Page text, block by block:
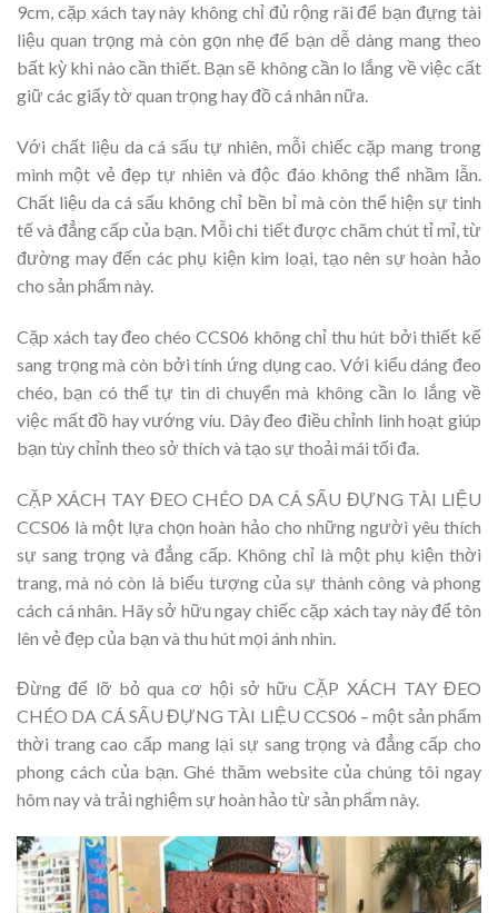
9cm, cặp xách tay này không chỉ đủ rộng rãi để bạn đựng tài
liệu quan trọng mà còn gọn nhẹ để bạn dễ dàng mang theo
bất kỳ khi nào cần thiết. Bạn sẽ không cần lo lắng về việc cất
giữ các giấy tờ quan trọng hay đồ cá nhân nữa.
Với chất liệu da cá sấu tự nhiên, mỗi chiếc cặp mang trong
mình một vẻ đẹp tự nhiên và độc đáo không thể nhầm lẫn.
Chất liệu da cá sấu không chỉ bền bỉ mà còn thể hiện sự tinh
tế và đẳng cấp của bạn. Mỗi chi tiết được chăm chút tỉ mỉ, từ
đường may đến các phụ kiện kim loại, tạo nên sự hoàn hảo
cho sản phẩm này.
Cặp xách tay đeo chéo CCS06 không chỉ thu hút bởi thiết kế
sang trọng mà còn bởi tính ứng dụng cao. Với kiểu dáng đeo
chéo, bạn có thể tự tin di chuyển mà không cần lo lắng về
việc mất đồ hay vướng víu. Dây đeo điều chỉnh linh hoạt giúp
bạn tùy chỉnh theo sở thích và tạo sự thoải mái tối đa.
CẶP XÁCH TAY ĐEO CHÉO DA CÁ SẤU ĐỰNG TÀI LIỆU
CCS06 là một lựa chọn hoàn hảo cho những người yêu thích
sự sang trọng và đẳng cấp. Không chỉ là một phụ kiện thời
trang, mà nó còn là biểu tượng của sự thành công và phong
cách cá nhân. Hãy sở hữu ngay chiếc cặp xách tay này để tôn
lên vẻ đẹp của bạn và thu hút mọi ánh nhìn.
Đừng để lỡ bỏ qua cơ hội sở hữu CẶP XÁCH TAY ĐEO
CHÉO DA CÁ SẤU ĐỰNG TÀI LIỆU CCS06 – một sản phẩm
thời trang cao cấp mang lại sự sang trọng và đẳng cấp cho
phong cách của bạn. Ghé thăm website của chúng tôi ngay
hôm nay và trải nghiệm sự hoàn hảo từ sản phẩm này.